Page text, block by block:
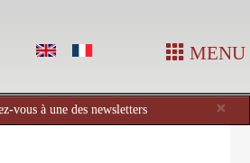
MENU
×
vous à une des newsletters